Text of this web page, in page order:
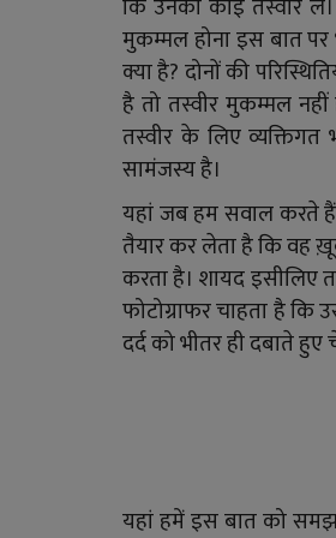
कि उनकी कोई तस्वीर
मुकम्मल होना इस बात पर
क्या है? दोनों की
है तो तस्वीर मुकम्मल नहीं
तस्वीर के लिए व्यक्तिगत
सामंजस्य है।
यहां जब हम सवाल करते
तैयार कर लेता है कि वह
करता है। शायद इसीलिए
फोटोग्राफर चाहता है
दर्द को भीतर ही दबाते
यहां हमें इस बात को